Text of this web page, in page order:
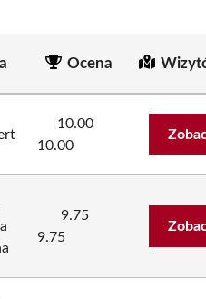
Ocena
10.00
10.00
9.75
9.75